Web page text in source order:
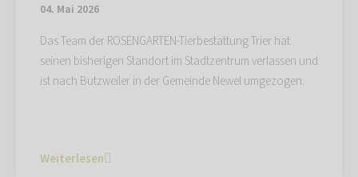
04. Mai 2026
Das Team der ROSENGARTEN-Tierbestattung Trier hat
seinen bisherigen Standort im Stadtzentrum verlassen und
ist nach Butzweiler in der Gemeinde Newel umgezogen.
Weiterlesen